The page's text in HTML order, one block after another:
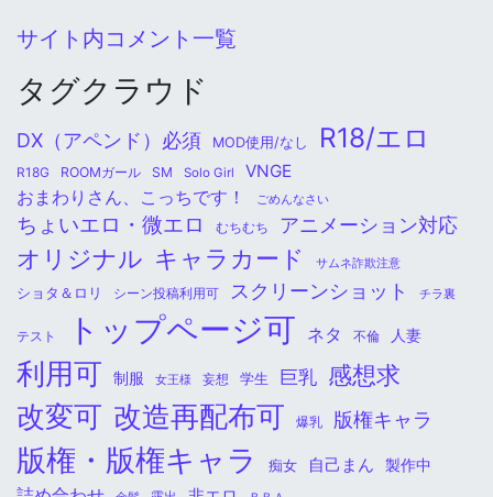
サイト内コメント一覧
タグクラウド
DX（アペンド）必須 MOD使用/なし R18/エロ
R18G ROOMガール SM Solo Girl VNGE
おまわりさん、こっちです！ ごめんなさい
ちょいエロ・微エロ むちむち アニメーション対応
オリジナル キャラカード サムネ詐欺注意
ショタ＆ロリ シーン投稿利用可 スクリーンショット チラ裏
テスト トップページ可 ネタ 不倫 人妻
利用可 制服 女王様 妄想 学生 巨乳 感想求
改変可 改造再配布可 爆乳 版権キャラ
版権・版権キャラ 痴女 自己まん 製作中